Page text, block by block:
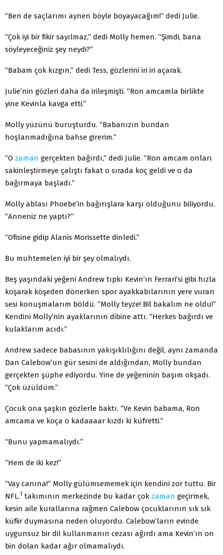
“Ben de saçlarımı aynen böyle boyayacağım!” dedi Julie.
“Çok iyi bir fikir sayılmaz,” dedi Molly hemen. “Şimdi, bana
söyleyeceğiniz şey neydi?”
“Babam çok kızgın,” dedi Tess, gözlerini iri iri açarak.
Julie’nin gözleri daha da irileşmişti. “Ron amcamla birlikte
yine Kevinla kavga etti.”
Molly yüzünü buruşturdu. “Babanızın bundan
hoşlanmadığına bahse girerim.”
“O zaman gerçekten bağırdı,” dedi Julie. “Ron amcam onları
sakinleştirmeye çalıştı fakat o sırada koç geldi ve o da
bağırmaya başladı.”
Molly ablası Phoebe’in bağırışlara karşı olduğunu biliyordu.
“Anneniz ne yaptı?”
“Ofisine gidip Alanis Morissette dinledi.”
Bu muhtemelen iyi bir şey olmalıydı.
Beş yaşındaki yeğeni Andrew tıpkı Kevin’ın Ferrari’si gibi hızla
koşarak köşeden dönerken spor ayakkabılarının yere vuran
sesi konuş­malarım böldü. “Molly teyze! Bil bakalım ne oldu!”
Kendini Molly’nin ayaklarının dibine attı. “Herkes bağırdı ve
kulaklarım acıdı.”
Andrew sadece babasının yakışıklılığını değil, aynı zamanda
Dan Calebow’un gür sesini de aldığından, Molly bundan
gerçekten şüphe ediyordu. Yine de yeğeninin başım okşadı.
“Çok üzüldüm.”
Çocuk ona şaşkın gözlerle baktı. “Ve Kevin babama, Ron
amcama ve koça o kadaaaar kızdı ki küfretti.”
“Bunu yapmamalıydı.”
“Hem de iki kez!”
“Vay canına!” Molly gülümsememek için kendini zor tuttu. Bir
NFL.1 takımının merkezinde bu kadar çok zaman geçirmek,
kesin aile kurallarına rağmen Calebow çocuklarının sık sık
küfiir duymasına neden oluyordu. Calebow’ların evinde
uygunsuz bir dil kullanmanın cezası ağırdı ama Kevin’ın on
bin dolan kadar ağır olmamalıydı.